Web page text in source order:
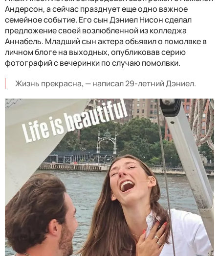
Андерсон, а сейчас празднует еще одно важное
семейное событие. Его сын Дэниел Нисон сделал
предложение своей возлюбленной из колледжа
Аннабель. Младший сын актера объявил о помолвке в
личном блоге на выходных, опубликовав серию
фотографий с вечеринки по случаю помолвки.
Жизнь прекрасна, — написал 29-летний Дэниел.